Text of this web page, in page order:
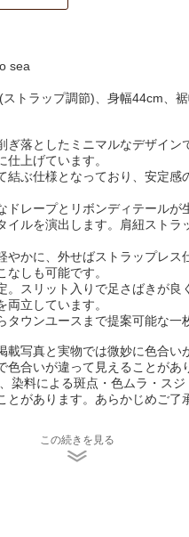
sea
トラップ調節)、身幅44cm、
ぎ落としたミニマルなデザイン
仕上げています。
結ぶ仕様となっており、安定感
ドレープとリボンディテールが
イルを演出します。肩紐ストラ
やかに、外せばストラップレス
なしも可能です。
。スリット入りで足さばきが良
両立しています。
タウンユースまで提案可能な一
載写真と実物では微妙に色合い
色合いが違って見えることがあ
染料による斑点・色ムラ・スジ
とがあります。あらかじめご了
めから色止めまですべてナチュラ
染めならではの風合いとご理解
たのしみください。
この続きを見る